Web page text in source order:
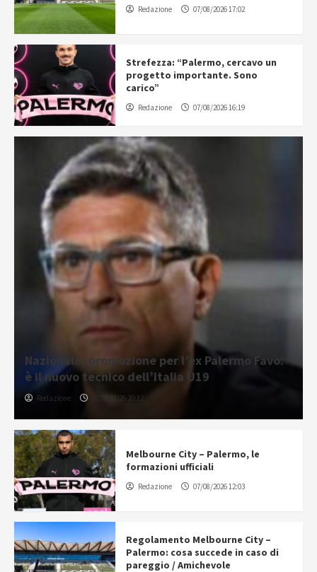
Redazione 07/08/2026 17:02
Strefezza: “Palermo, cercavo un
progetto importante. Sono
carico”
Redazione 07/08/2026 16:19
Nazionale, promozione per l’ex Palermo Favo:
è il nuovo tecnico dell’Italia U19
Redazione 07/08/2026 20:12
Melbourne City – Palermo, le
formazioni ufficiali
Redazione 07/08/2026 12:03
Regolamento Melbourne City –
Palermo: cosa succede in caso di
pareggio / Amichevole